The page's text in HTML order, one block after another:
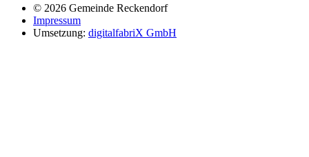
© 2026 Gemeinde Reckendorf
Impressum
Umsetzung: digitalfabriX GmbH